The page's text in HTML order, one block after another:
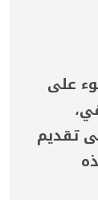
على
تقديم